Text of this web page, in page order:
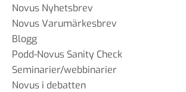
Novus Nyhetsbrev
Novus Varumärkesbrev
Blogg
Podd-Novus Sanity Check
Seminarier/webbinarier
Novus i debatten